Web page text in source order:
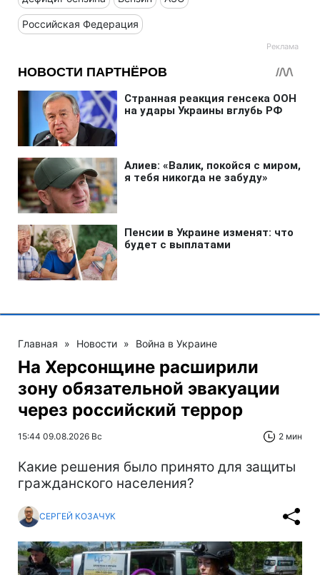
Российская Федерация
Главная » Новости » Война в Украине
На Херсонщине расширили
зону обязательной эвакуации
через российский террор
15:44 09.08.2026 Вс 2 мин
Какие решения было принято для защиты
гражданского населения?
СЕРГЕЙ КОЗАЧУК